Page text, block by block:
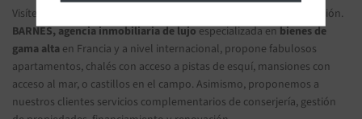
Visítenos en nuestras oficinas y confíenos sus proyectos de inversión.
BARNES, agencia inmobiliaria de lujoespecializada enbienes de
gama alta en Francia y a nivel internacional, propone fabulosos
apartamentos, chalés con acceso a pistas de esquí, mansiones con
acceso al mar, o castillos en el campo. Asimismo, proponemos a
nuestros clientes servicios complementarios de conserjería, gestión